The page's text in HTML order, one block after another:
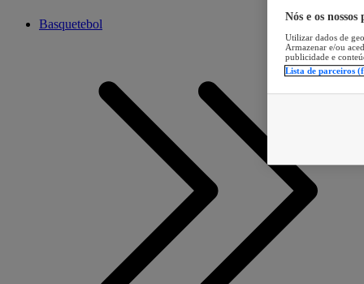
Basquetebol Nós e os
Utilizar dados de
Armazenar e/ou
publicidade e
Lista de parceiros